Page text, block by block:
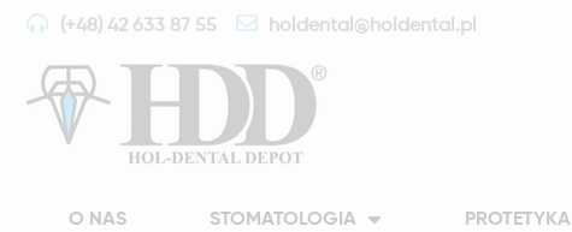
(+48) 42 633 87 55 holdental@holdental.pl
O NAS STOMATOLOGIA PROTETYKA